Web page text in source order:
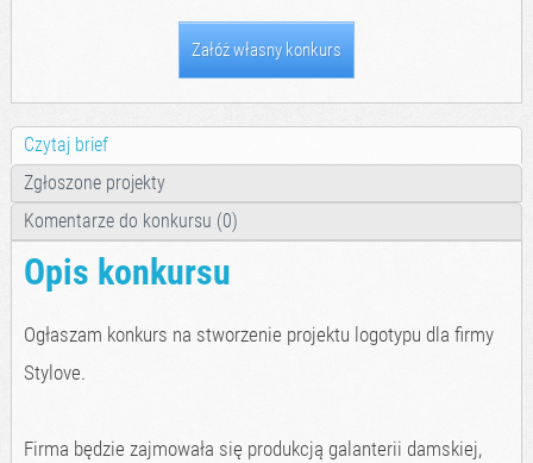
Załóż własny konkurs
Czytaj brief
Zgłoszone projekty
Komentarze do konkursu (0)
Opis konkursu
Ogłaszam konkurs na stworzenie projektu logotypu dla firmy
Stylove.
Firma będzie zajmowała się produkcją galanterii damskiej,